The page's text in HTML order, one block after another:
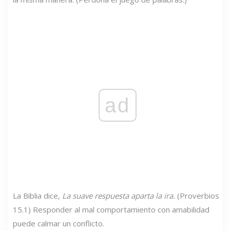
ad
La Biblia dice, La suave respuesta aparta la ira. (Proverbios
15.1) Responder al mal comportamiento con amabilidad
puede calmar un conflicto.